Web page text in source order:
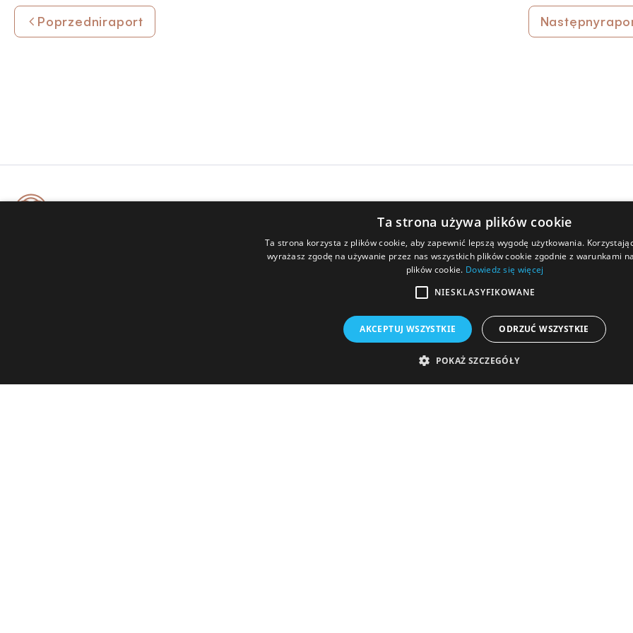
Poprzedniraport Następny
KRS: 0000413997
Komunikaty
Dla Wierzyciela
Układ
Stan spłaty
Ta strona używa plików cookie
Ta strona korzysta z plików cookie, aby zapewnić lepszą wygodę użytkowania.
wyrażasz zgodę na używanie przez nas wszystkich plików cookie zgodnie z warunkami
plików cookie. Dowiedz się więcej
NIESKLASYFIKOWANE
AKCEPTUJ WSZYSTKIE ODRZUĆ WSZYSTKIE
POKAŻ SZCZEGÓŁY